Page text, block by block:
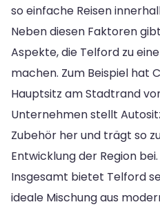
so einfache Reisen
Neben diesen Faktoren
Aspekte, die Telford zu
machen. Zum Beispiel hat
Hauptsitz am Stadtrand
Unternehmen stellt
Zubehör her und trägt so
Entwicklung der Region bei.
Insgesamt bietet Telford
ideale Mischung aus